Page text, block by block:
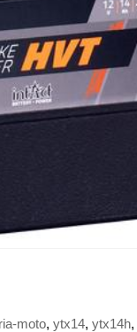
moto ytx14 ytx14h